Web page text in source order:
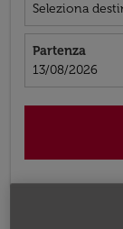
Seleziona
Partenza
fc-booking-
13/08/2026